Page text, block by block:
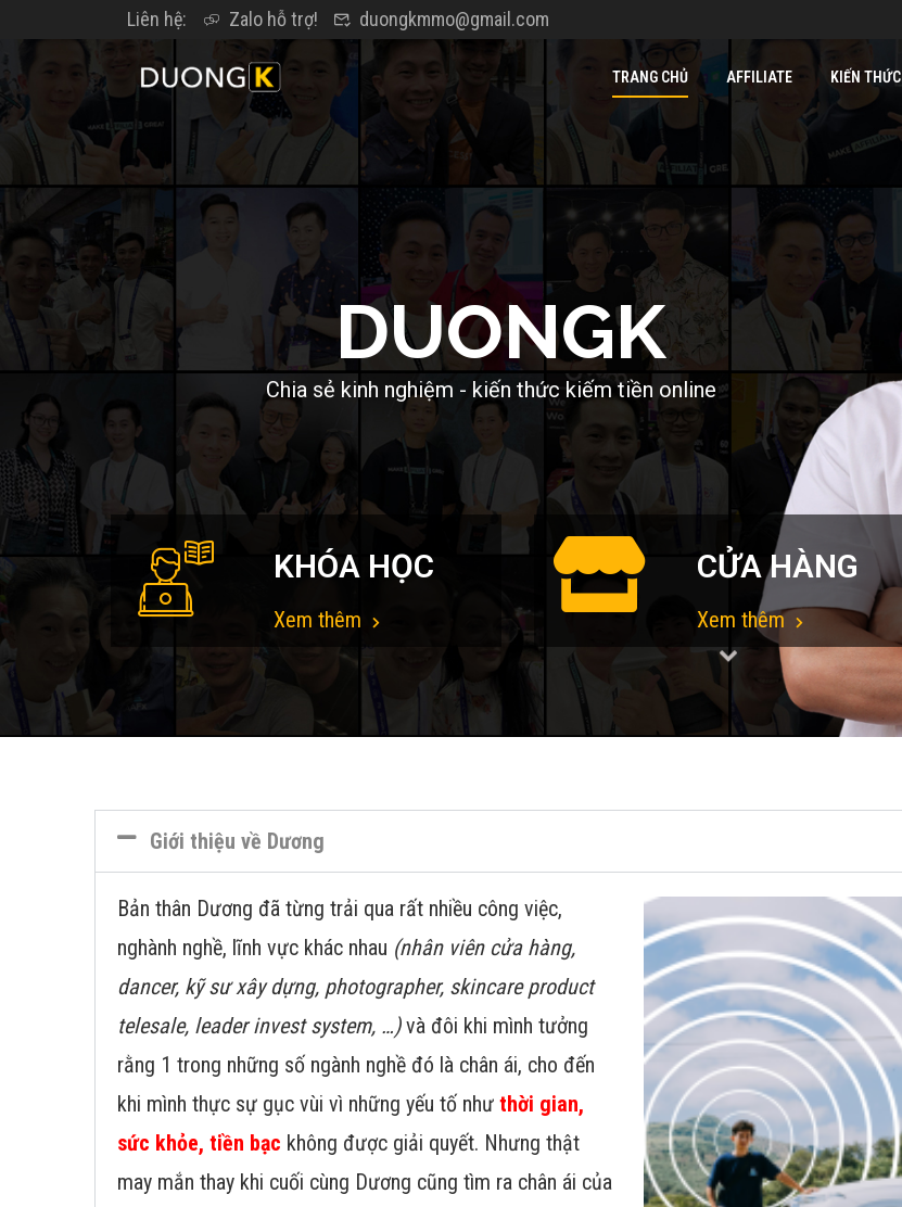
Liên hệ: Zalo hỗ trợ! duongkmmo@gmail.com
TRANG CHỦ AFFILIATE KIẾN THỨC
Chia sẻ kinh nghiệm - kiến thức kiếm tiền online
DUONGK
KHÓA HỌC
Xem thêm
CỬA HÀNG
Xem thêm
Giới thiệu về Dương
Bản thân Dương đã từng trải qua rất nhiều công việc,
nghành nghề, lĩnh vực khác nhau (nhân viên cửa hàng,
dancer, kỹ sư xây dựng, photographer, skincare product
telesale, leader invest system, …)và đôi khi mình tưởng
rằng 1 trong những số ngành nghề đó là chân ái, cho đến
khi mình thực sự gục vùi vì những yếu tố như thời gian,
sức khỏe, tiền bạc không được giải quyết. Nhưng thật
may mắn thay khi cuối cùng Dương cũng tìm ra chân ái của